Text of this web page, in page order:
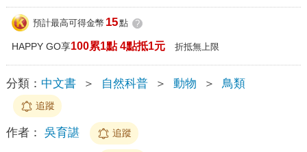
預計最高可得金幣 15點 ?
HAPPY GO享100累1點 4點抵1元 折抵無上限
分類： 中文書 ＞ 自然科普 ＞ 動物 ＞ 鳥類
追蹤
作者： 吳育諶 追蹤